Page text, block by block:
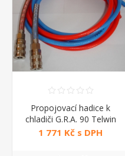
Propojovací hadice k
chladiči G.R.A. 90 Telwin
1 771 Kč s DPH